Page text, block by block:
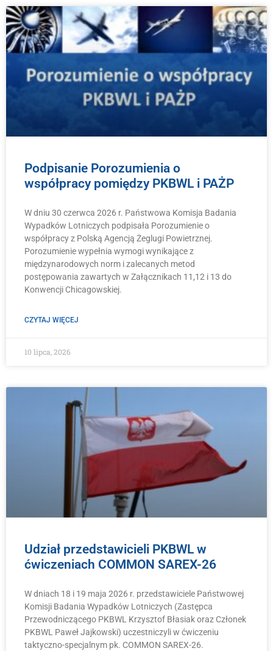
Podpisanie Porozumienia o
współpracy pomiędzy PKBWL i PAŻP
W dniu 30 czerwca 2026 r. Państwowa Komisja Badania
Wypadków Lotniczych podpisała Porozumienie o
współpracy z Polską Agencją Żeglugi Powietrznej.
Porozumienie wypełnia wymogi wynikające z
międzynarodowych norm i zalecanych metod
postępowania zawartych w Załącznikach 11,12 i 13 do
Konwencji Chicagowskiej.
CZYTAJ WIĘCEJ
10 lipca, 2026
Udział przedstawicieli PKBWL w
ćwiczeniach COMMON SAREX-26
W dniach 18 i 19 maja 2026 r. przedstawiciele Państwowej
Komisji Badania Wypadków Lotniczych (Zastępca
Przewodniczącego PKBWL Krzysztof Błasiak oraz Członek
PKBWL Paweł Jajkowski) uczestniczyli w ćwiczeniu
taktyczno-specjalnym pk. COMMON SAREX-26.